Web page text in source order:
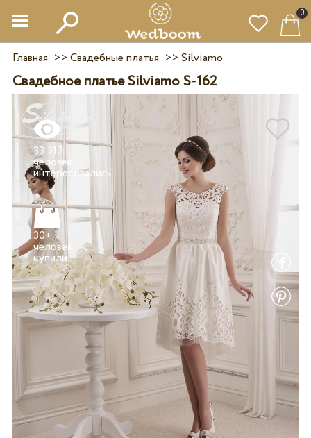
0
Главная >> Свадебные платья >> Silviamo
Свадебное платье Silviamo S-162
33 317
человек
интересовались
30+
человек
купили